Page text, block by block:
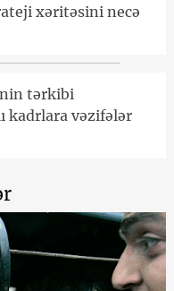
xəritəsini necə
tərkibi
kadrlara vəzifələr